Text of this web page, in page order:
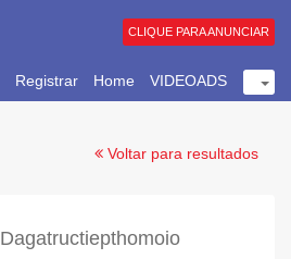
Registrar Home VIDEOADS
CLIQUE PARA ANUNCIAR
Voltar para resultados
Dagatructiepthomoio